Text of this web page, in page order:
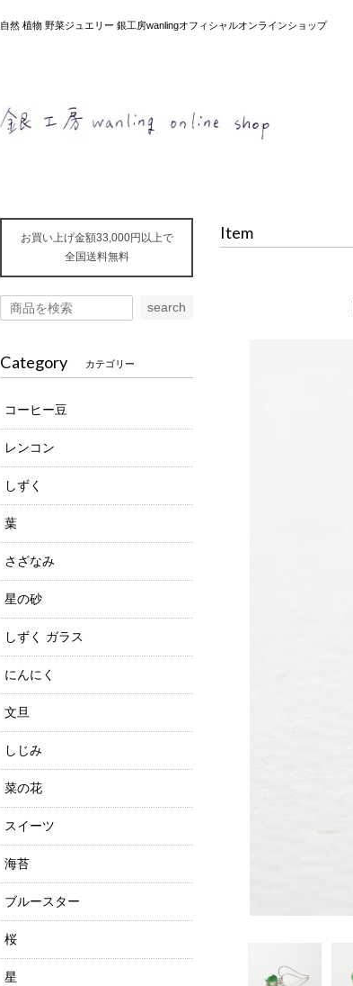
自然 植物 野菜ジュエリー 銀工房wanlingオフィシャルオンラインショップ
Item
お買い上げ金額33,000円以上で
全国送料無料
search
Category カテゴリー
コーヒー豆
レンコン
しずく
葉
さざなみ
星の砂
しずく ガラス
にんにく
文旦
しじみ
菜の花
スイーツ
海苔
ブルースター
桜
星